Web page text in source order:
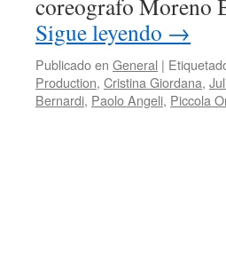
coreografo Moreno
Sigue leyendo →
Publicado en General |
Production, Cristina Giordana,
Bernardi, Paolo Angeli, Piccola